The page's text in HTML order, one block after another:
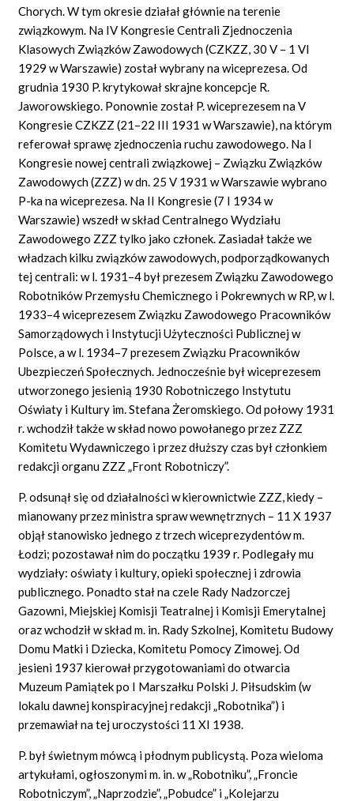
Chorych. W tym okresie działał głównie na terenie
związkowym. Na IV Kongresie Centrali Zjednoczenia
Klasowych Związków Zawodowych (CZKZZ, 30 V – 1 VI
1929 w Warszawie) został wybrany na wiceprezesa. Od
grudnia 1930 P. krytykował skrajne koncepcje R.
Jaworowskiego. Ponownie został P. wiceprezesem na V
Kongresie CZKZZ (21–22 III 1931 w Warszawie), na którym
referował sprawę zjednoczenia ruchu zawodowego. Na I
Kongresie nowej centrali związkowej – Związku Związków
Zawodowych (ZZZ) w dn. 25 V 1931 w Warszawie wybrano
P-ka na wiceprezesa. Na II Kongresie (7 I 1934 w
Warszawie) wszedł w skład Centralnego Wydziału
Zawodowego ZZZ tylko jako członek. Zasiadał także we
władzach kilku związków zawodowych, podporządkowanych
tej centrali: w l. 1931–4 był prezesem Związku Zawodowego
Robotników Przemysłu Chemicznego i Pokrewnych w RP, w l.
1933–4 wiceprezesem Związku Zawodowego Pracowników
Samorządowych i Instytucji Użyteczności Publicznej w
Polsce, a w l. 1934–7 prezesem Związku Pracowników
Ubezpieczeń Społecznych. Jednocześnie był wiceprezesem
utworzonego jesienią 1930 Robotniczego Instytutu
Oświaty i Kultury im. Stefana Żeromskiego. Od połowy 1931
r. wchodził także w skład nowo powołanego przez ZZZ
Komitetu Wydawniczego i przez dłuższy czas był członkiem
redakcji organu ZZZ „Front Robotniczy”.
P. odsunął się od działalności w kierownictwie ZZZ, kiedy –
mianowany przez ministra spraw wewnętrznych – 11 X 1937
objął stanowisko jednego z trzech wiceprezydentów m.
Łodzi; pozostawał nim do początku 1939 r. Podlegały mu
wydziały: oświaty i kultury, opieki społecznej i zdrowia
publicznego. Ponadto stał na czele Rady Nadzorczej
Gazowni, Miejskiej Komisji Teatralnej i Komisji Emerytalnej
oraz wchodził w skład m. in. Rady Szkolnej, Komitetu Budowy
Domu Matki i Dziecka, Komitetu Pomocy Zimowej. Od
jesieni 1937 kierował przygotowaniami do otwarcia
Muzeum Pamiątek po I Marszałku Polski J. Piłsudskim (w
lokalu dawnej konspiracyjnej redakcji „Robotnika”) i
przemawiał na tej uroczystości 11 XI 1938.
P. był świetnym mówcą i płodnym publicystą. Poza wieloma
artykułami, ogłoszonymi m. in. w „Robotniku”, „Froncie
Robotniczym”, „Naprzodzie”, „Pobudce” i „Kolejarzu